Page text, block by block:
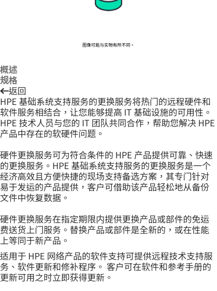
图像可能与实物有所不同。
概述
规格
返回
HPE 基础系统支持服务的更换服务将热门的远程硬件和
软件服务相结合，让您能够提高 IT 基础设施的可用性。
HPE 技术人员与您的 IT 团队共同合作，帮助您解决 HPE
产品中存在的软硬件问题。
硬件更换服务可为符合条件的 HPE 产品提供可靠、快速
的更换服务。HPE 基础系统支持服务的更换服务是一个
经济高效且方便快捷的现场支持备选方案，其专门针对
易于发运的产品提供，客户可借助该产品轻松地从备份
文件中恢复数据。
硬件更换服务在指定期限内提供更换产品或部件的免运
费送货上门服务。替换产品或部件是全新的，或在性能
上等同于新产品。
适用于 HPE 网络产品的软件支持可提供远程技术支持服
务、软件更新和修补程序。 客户可在软件和参考手册的
更新可用之时立即获得更新。